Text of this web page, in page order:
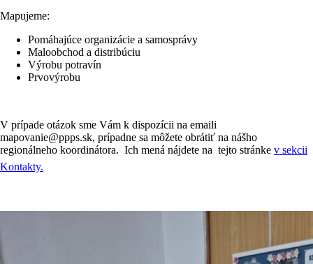
Mapujeme:
Pomáhajúce organizácie a samosprávy
Maloobchod a distribúciu
Výrobu potravín
Prvovýrobu
V prípade otázok sme Vám k dispozícii na emaili
mapovanie@ppps.sk, prípadne sa môžete obrátiť na nášho
regionálneho koordinátora. Ich mená nájdete na tejto stránke v sekcii
Kontakty.